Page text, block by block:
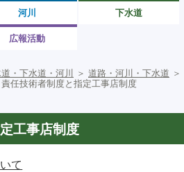
河川 下水道
広報活動
・下水道・河川 ＞ 道路・河川・下水道 ＞
責任技術者制度と指定工事店制度
工事店制度
て